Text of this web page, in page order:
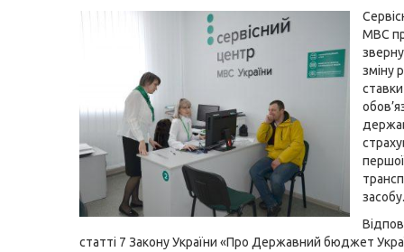
МВС
зміну
засобу.
статті 7 Закону України «Про Державний бюджет